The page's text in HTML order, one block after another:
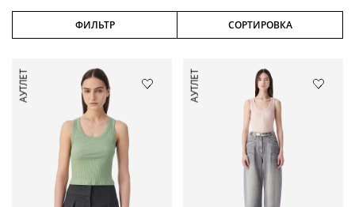
Кожа
ФИЛЬТР СОРТИРОВКА
АУТЛЕТ АУТЛЕТ